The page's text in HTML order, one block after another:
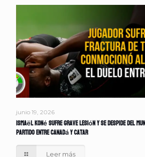
junio 19, 2026
Ismaël Koné sufre grave lesión y se despide del
partido entre Canadá y Catar
Leer más